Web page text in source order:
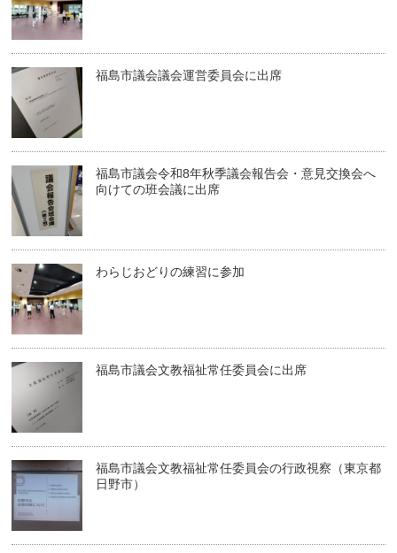
福島市議会議会運営委員会に出席
福島市議会令和8年秋季議会報告会・意見交換会へ
向けての班会議に出席
わらじおどりの練習に参加
福島市議会文教福祉常任委員会に出席
福島市議会文教福祉常任委員会の行政視察（東京都
日野市）